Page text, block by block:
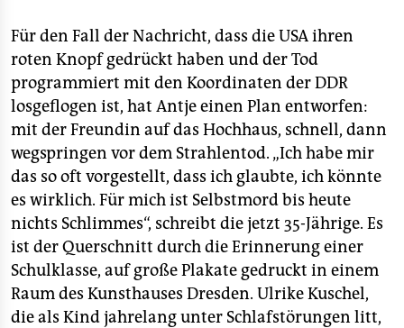
Für den Fall der Nachricht, dass die USA ihren
roten Knopf gedrückt haben und der Tod
programmiert mit den Koordinaten der DDR
losgeflogen ist, hat Antje einen Plan entworfen:
mit der Freundin auf das Hochhaus, schnell, dann
wegspringen vor dem Strahlentod. „Ich habe mir
das so oft vorgestellt, dass ich glaubte, ich könnte
es wirklich. Für mich ist Selbstmord bis heute
nichts Schlimmes“, schreibt die jetzt 35-Jährige. Es
ist der Querschnitt durch die Erinnerung einer
Schulklasse, auf große Plakate gedruckt in einem
Raum des Kunsthauses Dresden. Ulrike Kuschel,
die als Kind jahrelang unter Schlafstörungen litt,